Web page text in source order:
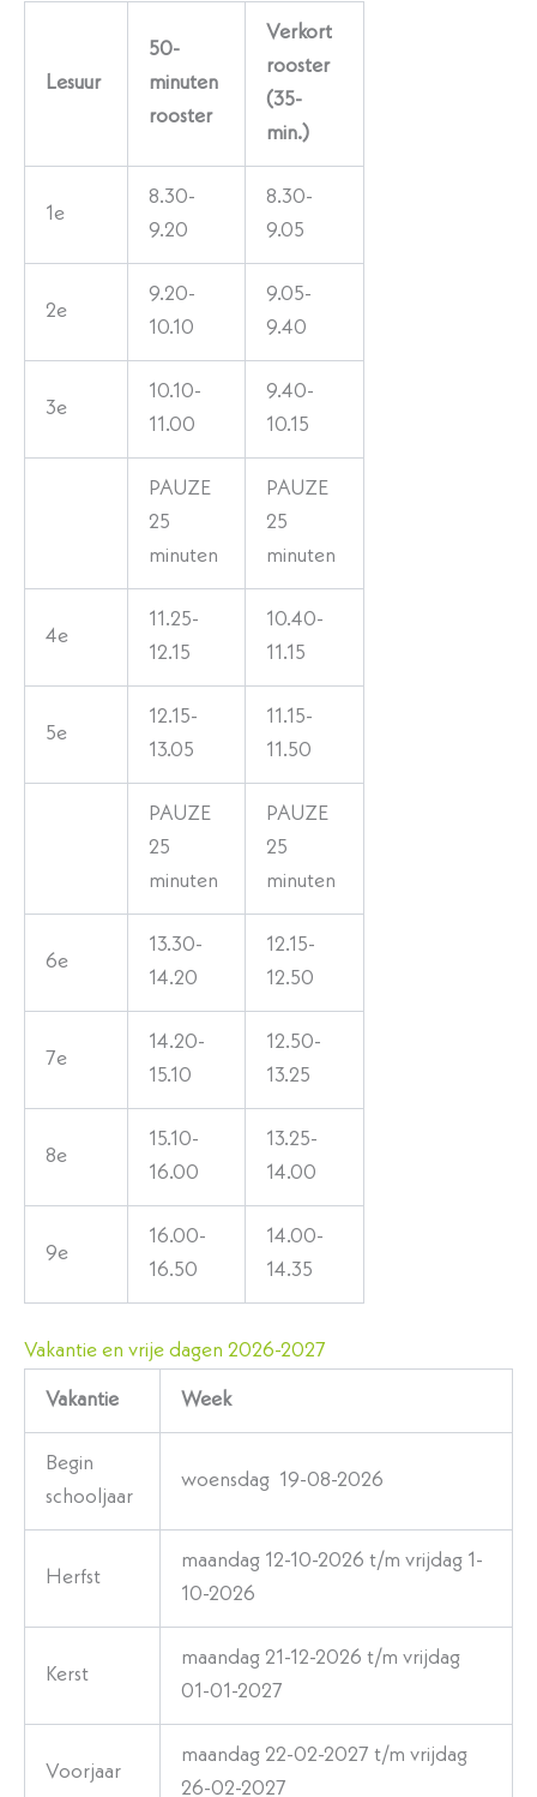
Lesuur
50-
minuten
rooster
Verkort
rooster
(35-
min.)
1e
8.30-
9.20
8.30-
9.05
2e
9.20-
10.10
9.05-
9.40
3e
10.10-
11.00
9.40-
10.15
PAUZE
25
minuten
PAUZE
25
minuten
4e
11.25-
12.15
10.40-
11.15
5e
12.15-
13.05
11.15-
11.50
PAUZE
25
minuten
PAUZE
25
minuten
6e
13.30-
14.20
12.15-
12.50
7e
14.20-
15.10
12.50-
13.25
8e
15.10-
16.00
13.25-
14.00
9e
16.00-
16.50
14.00-
14.35
Vakantie en vrije dagen 2026-2027
Vakantie Week
Begin
schooljaar
woensdag 19-08-2026
Herfst
maandag 12-10-2026 t/m vrijdag 1-
10-2026
Kerst
maandag 21-12-2026 t/m vrijdag
01-01-2027
Voorjaar
maandag 22-02-2027 t/m vrijdag
26-02-2027